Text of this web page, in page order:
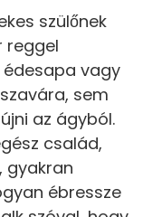
szülőnek
reggel
vagy
sem
az ágyból.
család,
gyakran
ébressze